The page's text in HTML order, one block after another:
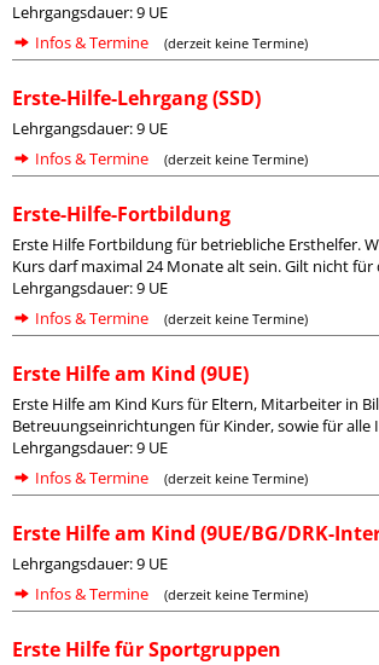
Lehrgangsdauer: 9 UE
Infos & Termine
(derzeit keine Termine)
Erste-Hilfe-Lehrgang (SSD)
Lehrgangsdauer: 9 UE
Infos & Termine
(derzeit keine Termine)
Erste-Hilfe-Fortbildung
Erste Hilfe Fortbildung für betriebliche Ersthelfer.
Kurs darf maximal 24 Monate alt sein. Gilt nicht für
Lehrgangsdauer: 9 UE
Infos & Termine
(derzeit keine Termine)
Erste Hilfe am Kind (9UE)
Erste Hilfe am Kind Kurs für Eltern, Mitarbeiter in
Betreuungseinrichtungen für Kinder, sowie für alle
Lehrgangsdauer: 9 UE
Infos & Termine
(derzeit keine Termine)
Erste Hilfe am Kind (9UE/BG/DRK-
Lehrgangsdauer: 9 UE
Infos & Termine
(derzeit keine Termine)
Erste Hilfe für Sportgruppen